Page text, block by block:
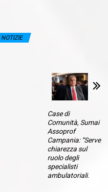
NOTIZIE
Case di
Comunità, Sumai
Assoprof
Campania: “Serve
chiarezza sul
ruolo degli
specialisti
ambulatoriali.